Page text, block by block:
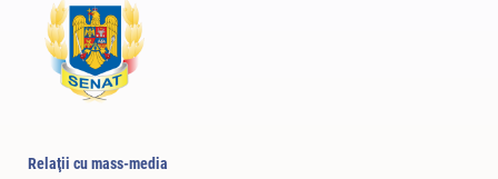
Relaţii cu mass-media